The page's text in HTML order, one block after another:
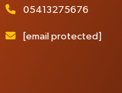
05413275676
[email protected]